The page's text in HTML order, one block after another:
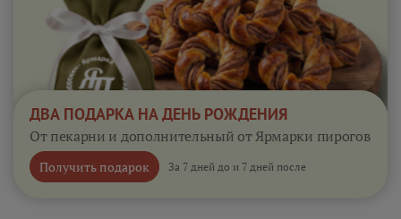
ДВА ПОДАРКА НА ДЕНЬ РОЖДЕНИЯ
От пекарни и дополнительный от Ярмарки пирогов
Получить подарок За 7 дней до и 7 дней после